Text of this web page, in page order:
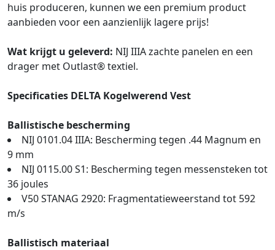
huis produceren, kunnen we een premium product
aanbieden voor een aanzienlijk lagere prijs!
Wat krijgt u geleverd: NIJ IIIA zachte panelen en een
drager met Outlast® textiel.
Specificaties DELTA Kogelwerend Vest
Ballistische bescherming
NIJ 0101.04 IIIA: Bescherming tegen .44 Magnum en
9 mm
NIJ 0115.00 S1: Bescherming tegen messensteken tot
36 joules
V50 STANAG 2920: Fragmentatieweerstand tot 592
m/s
Ballistisch materiaal